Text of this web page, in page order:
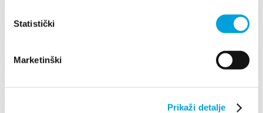
Statistički
Marketinški
Prikaži detalje
Olvass tovább